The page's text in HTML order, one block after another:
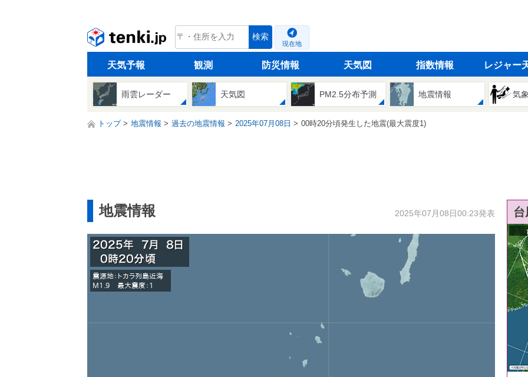
tenki.jp 検索
現在地
天気予報 観測 防災情報 天気図 指数情報 レジャー
雨雲レーダー 天気図 PM2.5分布予測 地震情報 気
トップ 地震情報 過去の地震情報 2025年07月08日 00時20分頃発生した地震(最大震度1)
地震情報 2025年07月08日00:23発表